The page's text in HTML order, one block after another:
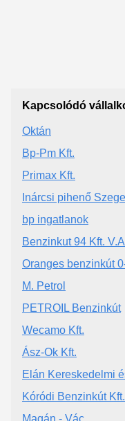
Kapcsolódó
Oktán
Bp-Pm Kft.
Primax Kft.
Inárcsi pihenő
bp ingatlanok
Benzinkut 94 Kft.
Oranges benzinkút
M. Petrol
PETROIL Benzinkút
Wecamo Kft.
Ász-Ok Kft.
Elán Kereskedelmi
Kóródi Benzinkút Kft.
Magán - Vác